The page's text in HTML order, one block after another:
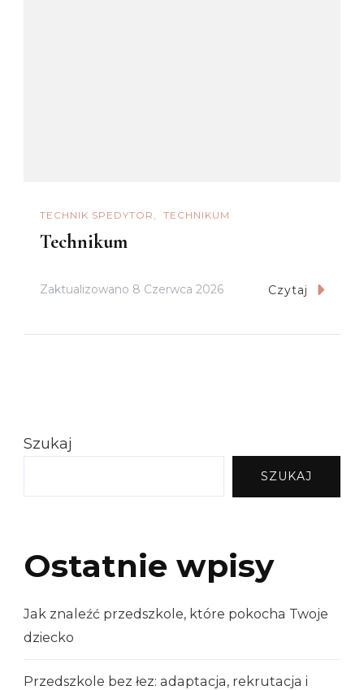
TECHNIK SPEDYTOR TECHNIKUM
Technikum
Zaktualizowano 8 Czerwca 2026 Czytaj
Szukaj
SZUKAJ
Ostatnie wpisy
Jak znaleźć przedszkole, które pokocha Twoje
dziecko
Przedszkole bez łez: adaptacja, rekrutacja i